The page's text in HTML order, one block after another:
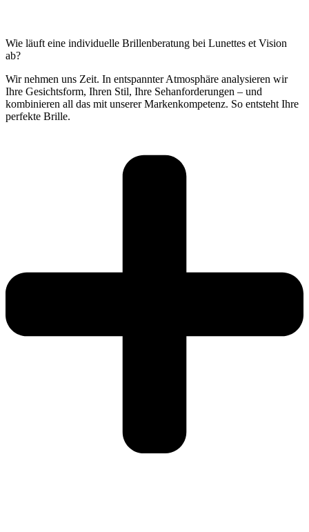
Wie läuft eine individuelle Brillenberatung bei Lunettes et Vision
ab?
Wir nehmen uns Zeit. In entspannter Atmosphäre analysieren wir
Ihre Gesichtsform, Ihren Stil, Ihre Sehanforderungen – und
kombinieren all das mit unserer Markenkompetenz. So entsteht Ihre
perfekte Brille.